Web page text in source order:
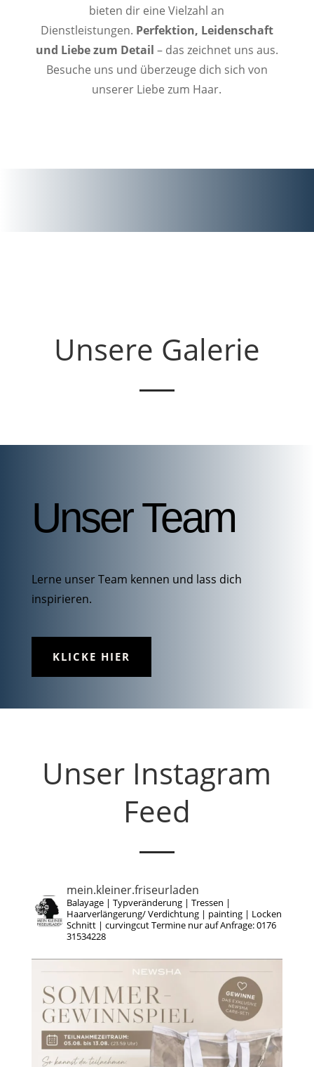
bieten dir eine Vielzahl an
Dienstleistungen. Perfektion, Leidenschaft
und Liebe zum Detail – das zeichnet uns aus.
Besuche uns und überzeuge dich sich von
unserer Liebe zum Haar.
Unsere Galerie
Unser Team
Lerne unser Team kennen und lass dich
inspirieren.
KLICKE HIER
Unser Instagram
Feed
mein.kleiner.friseurladen
Balayage | Typveränderung | Tressen |
Haarverlängerung/ Verdichtung | painting | Locken
Schnitt | curvingcutTermine nur auf Anfrage: 0176
31534228